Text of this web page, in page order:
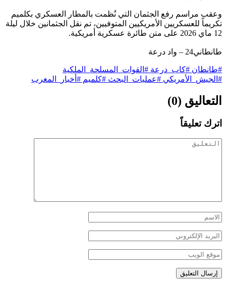
وعقب مراسم رفع الجثمان التي نُظمت بالمطار العسكري بكلميم
تكريماً للعسكريين الأمريكيين المتوفيين، تم نقل الجثمانين خلال ليلة
12 ماي 2026 على متن طائرة عسكرية أمريكية.
طانطاني24 – واد درعة
#طانطان #كاب_درعة #القوات_المسلحة_الملكية
#الجيش_الأمريكي #عمليات_البحث #كلميم #أخبار_المغرب
التعاليق (0)
اترك تعليقاً